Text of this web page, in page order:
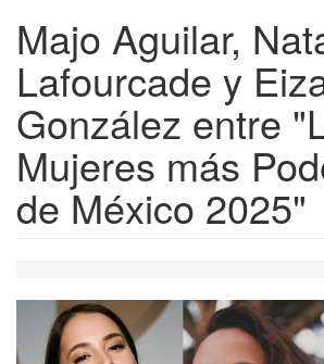
Majo Aguilar,
Lafourcade y
González entre
Mujeres más
de México 2025"